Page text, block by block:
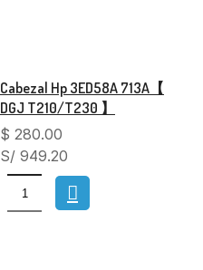
Cabezal Hp 3ED58A 713A【
DGJ T210/T230 】
$ 280.00
S/ 949.20